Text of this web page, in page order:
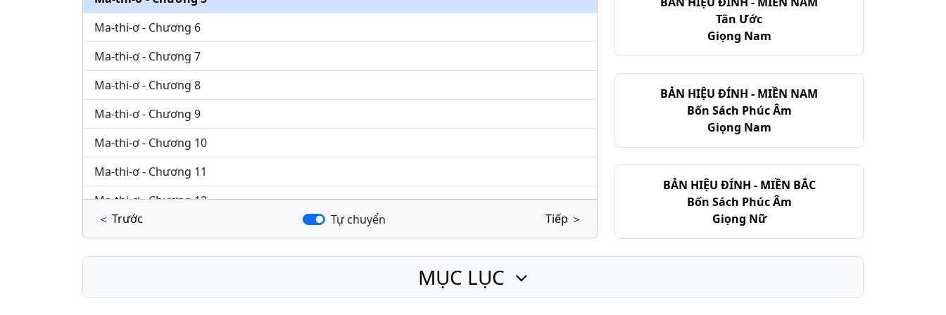
keys
volume.
Ma-thi-ơ - Chương 6
Ma-thi-ơ - Chương 7
Ma-thi-ơ - Chương 8
Ma-thi-ơ - Chương 9
Ma-thi-ơ - Chương 10
Ma-thi-ơ - Chương 11
Ma-thi-ơ - Chương 12
Ma-thi-ơ - Chương 14
＜ Trước Tự chuyển Tiếp ＞
Tân Ước
Giọng Nam
BẢN HIỆU ĐÍNH - MIỀN NAM
Bốn Sách Phúc Âm
Giọng Nam
BẢN HIỆU ĐÍNH - MIỀN BẮC
Bốn Sách Phúc Âm
Giọng Nữ
MỤC LỤC